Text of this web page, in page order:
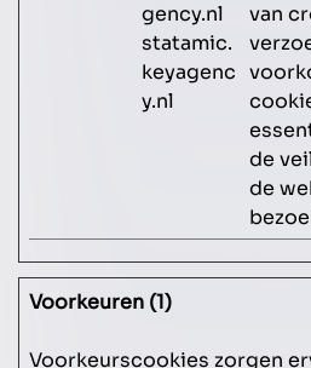
gency.nl
statamic.
keyagenc
y.nl
van
de
de
Voorkeuren (1)
Voorkeurscookies zorgen